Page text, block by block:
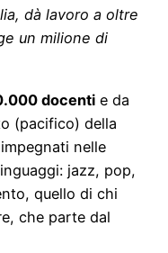
dà lavoro a oltre
un milione di
docenti e da
(pacifico) della
nelle
jazz, pop,
quello di chi
che parte dal